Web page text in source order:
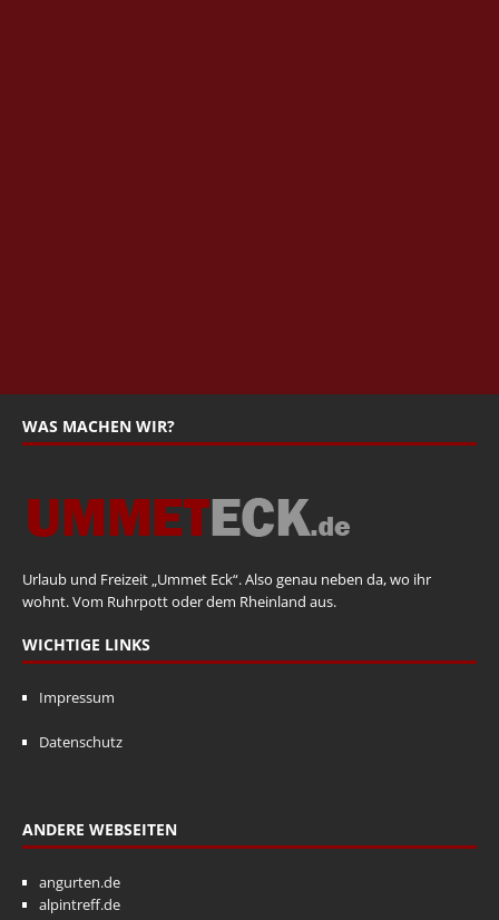
WAS MACHEN WIR?
Urlaub und Freizeit „Ummet Eck“. Also genau neben da, wo ihr
wohnt. Vom Ruhrpott oder dem Rheinland aus.
WICHTIGE LINKS
Impressum
Datenschutz
ANDERE WEBSEITEN
angurten.de
alpintreff.de